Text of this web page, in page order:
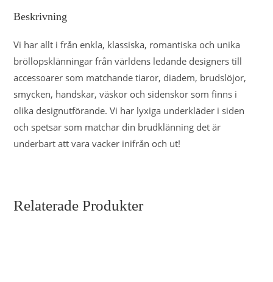
Beskrivning
Vi har allt i från enkla, klassiska, romantiska och unika
bröllopsklänningar från världens ledande designers till
accessoarer som matchande tiaror, diadem, brudslöjor,
smycken, handskar, väskor och sidenskor som finns i
olika designutförande. Vi har lyxiga underkläder i siden
och spetsar som matchar din brudklänning det är
underbart att vara vacker inifrån och ut!
Relaterade Produkter